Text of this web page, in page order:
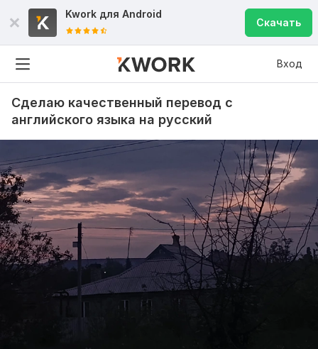
Kwork для Android
Скачать
Вход
Сделаю качественный перевод с
английского языка на русский